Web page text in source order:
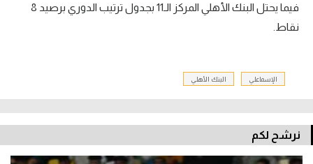
فيما يحتل البنك الأهلي المركز الـ11 بجدول ترتيب الدوري برصيد 8
نقاط.
الإسماعلي البنك الأهلي
نرشح لكم